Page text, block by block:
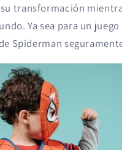
transformación
Ya sea para un
Spiderman